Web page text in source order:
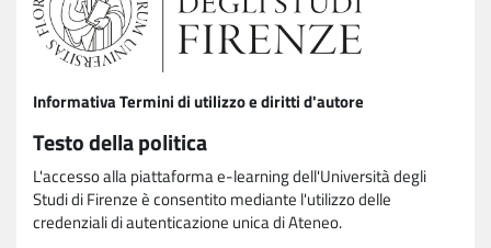
Informativa Termini di utilizzo e diritti d'autore
Testo della politica
L'accesso alla piattaforma e-learning dell'Università degli
Studi di Firenze è consentito mediante l'utilizzo delle
credenziali di autenticazione unica di Ateneo.